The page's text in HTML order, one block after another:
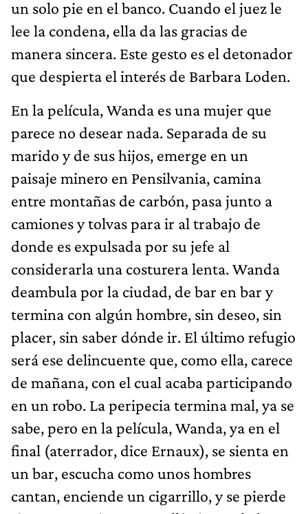
un solo pie en el banco. Cuando el juez le
lee la condena, ella da las gracias de
manera sincera. Este gesto es el detonador
que despierta el interés de Barbara Loden.
En la película, Wanda es una mujer que
parece no desear nada. Separada de su
marido y de sus hijos, emerge en un
paisaje minero en Pensilvania, camina
entre montañas de carbón, pasa junto a
camiones y tolvas para ir al trabajo de
donde es expulsada por su jefe al
considerarla una costurera lenta. Wanda
deambula por la ciudad, de bar en bar y
termina con algún hombre, sin deseo, sin
placer, sin saber dónde ir. El último refugio
será ese delincuente que, como ella, carece
de mañana, con el cual acaba participando
en un robo. La peripecia termina mal, ya se
sabe, pero en la película, Wanda, ya en el
final (aterrador, dice Ernaux), se sienta en
un bar, escucha como unos hombres
cantan, enciende un cigarrillo, y se pierde